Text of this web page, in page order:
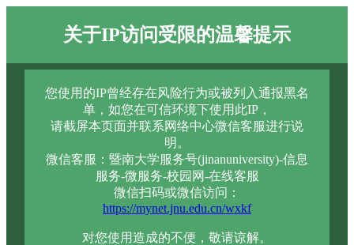
关于IP访问受限的温馨提示
您使用的IP曾经存在风险行为或被列入通报黑名
单，如您在可信环境下使用此IP，
请截屏本页面并联系网络中心微信客服进行说
明。
微信客服：暨南大学服务号(jinanuniversity)-信息
服务-微服务-校园网-在线客服
微信扫码或微信访问：
https://mynet.jnu.edu.cn/wxkf
对您使用造成的不便，敬请谅解。